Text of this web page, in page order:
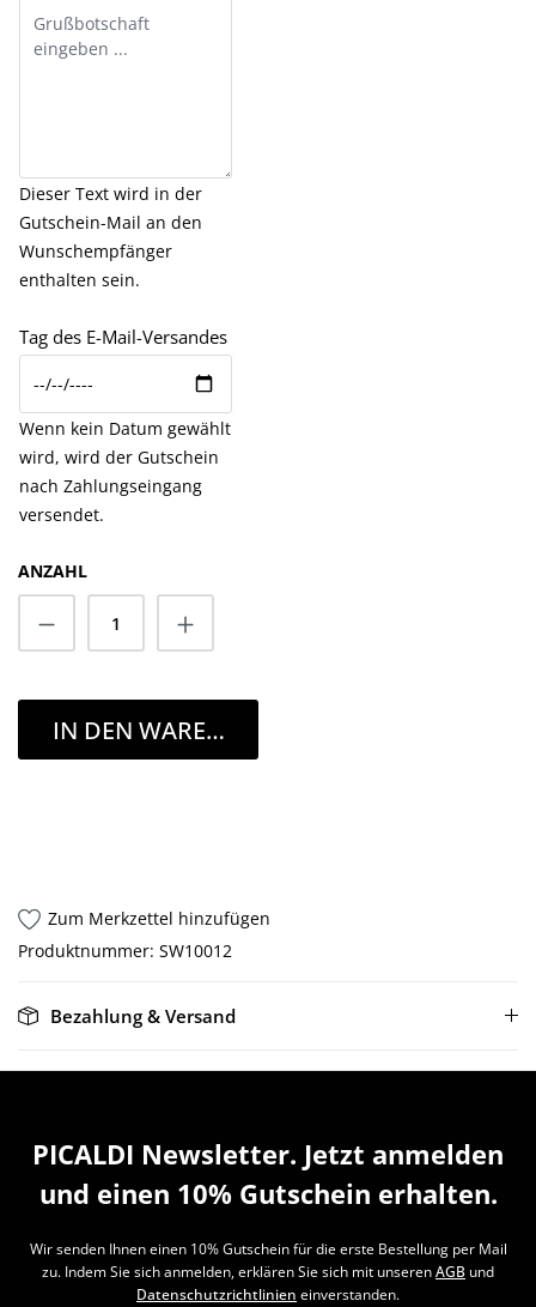
Dieser Text wird in der
Gutschein-Mail an den
Wunschempfänger
enthalten sein.
Tag des E-Mail-Versandes
Wenn kein Datum gewählt
wird, wird der Gutschein
nach Zahlungseingang
versendet.
ANZAHL
IN DEN WARENKORB
Zum Merkzettel hinzufügen
Produktnummer: SW10012
Bezahlung & Versand
PICALDI Newsletter. Jetzt anmelden
und einen 10% Gutschein erhalten.
Wir senden Ihnen einen 10% Gutschein für die erste Bestellung per Mail
zu. Indem Sie sich anmelden, erklären Sie sich mit unserenAGB und
Datenschutzrichtlinien einverstanden.